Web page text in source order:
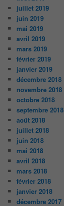
juillet 2019
juin 2019
mai 2019
avril 2019
mars 2019
février 2019
janvier 2019
décembre 2018
novembre 2018
octobre 2018
septembre 2018
août 2018
juillet 2018
juin 2018
mai 2018
avril 2018
mars 2018
février 2018
janvier 2018
décembre 2017